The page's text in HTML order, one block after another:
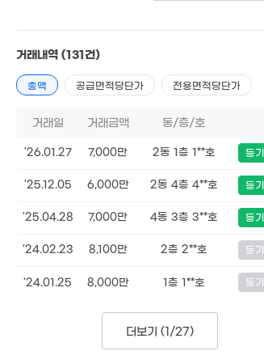
거래내역 (131건)
총액 공급면적당단가 전용면적당단가
거래일 거래금액 동/층/호
'26.01.27 7,000만 2동 1층 1**호 등기
'25.12.05 6,000만 2동 4층 4**호 등기
'25.04.28 7,000만 4동 3층 3**호 등기
'24.02.23 8,100만 2층 2**호 등기
'24.01.25 8,000만 1층 1**호 등기
더보기 (1/27)